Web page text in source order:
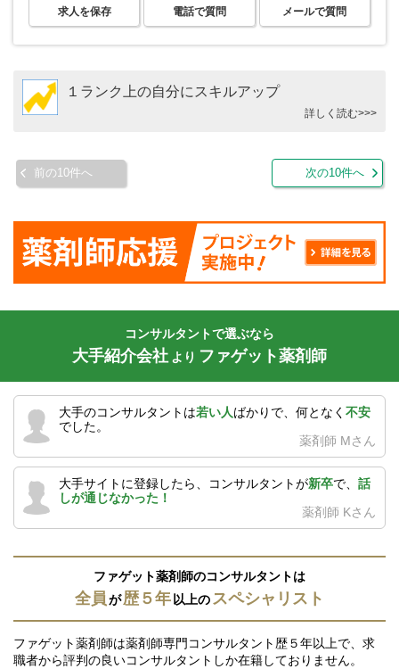
求人を保存 電話で質問 メールで質問
１ランク上の自分にスキルアップ
詳しく読む>>>
前の10件へ 次の10件へ
コンサルタントで選ぶなら
大手紹介会社 より ファゲット薬剤師
大手のコンサルタントは若い人ばかりで、何となく 不安
でした。
薬剤師 Mさん
大手サイトに登録したら、コンサルタントが新卒で、 話
しが通じなかった！
薬剤師 Kさん
ファゲット薬剤師のコンサルタントは
全員が歴５年 以上のスペシャリスト
ファゲット薬剤師は薬剤師専門コンサルタント歴５年以上で、求
職者から評判の良いコンサルタントしか在籍しておりません。